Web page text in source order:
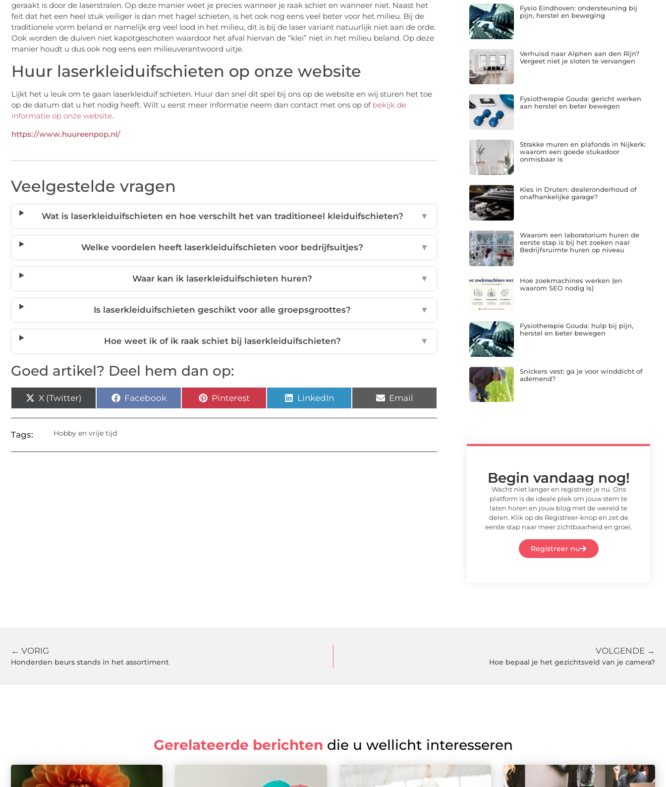
geraakt is door de laserstralen. Op deze manier weet je precies wanneer je raak schiet en wanneer niet. Naast het
feit dat het een heel stuk veiliger is dan met hagel schieten, is het ook nog eens veel beter voor het milieu. Bij de
traditionele vorm beland er namelijk erg veel lood in het milieu, dit is bij de laser variant natuurlijk niet aan de orde.
Ook worden de duiven niet kapotgeschoten waardoor het afval hiervan de “klei” niet in het milieu beland. Op deze
manier houdt u dus ook nog eens een milieuverantwoord uitje.
Huur laserkleiduifschieten op onze website
Lijkt het u leuk om te gaan laserkleiduif schieten. Huur dan snel dit spel bij ons op de website en wij sturen het toe
op de datum dat u het nodig heeft. Wilt u eerst meer informatie neem dan contact met ons op of bekijk de
informatie op onze website.
https://www.huureenpop.nl/
Veelgestelde vragen
Wat is laserkleiduifschieten en hoe verschilt het van traditioneel kleiduifschieten? ▼
Welke voordelen heeft laserkleiduifschieten voor bedrijfsuitjes? ▼
Waar kan ik laserkleiduifschieten huren? ▼
Is laserkleiduifschieten geschikt voor alle groepsgroottes? ▼
Hoe weet ik of ik raak schiet bij laserkleiduifschieten? ▼
Goed artikel? Deel hem dan op:
X (Twitter) Facebook Pinterest LinkedIn Email
Tags: Hobby en vrije tijd
Fysio Eindhoven: ondersteuning bij
pijn, herstel en beweging
Verhuisd naar Alphen aan den Rijn?
Vergeet niet je sloten te vervangen
Fysiotherapie Gouda: gericht werken
aan herstel en beter bewegen
Strakke muren en plafonds in Nijkerk:
waarom een goede stukadoor
onmisbaar is
Kies in Druten: dealeronderhoud of
onafhankelijke garage?
Waarom een laboratorium huren de
eerste stap is bij het zoeken naar
Bedrijfsruimte huren op niveau
Hoe zoekmachines werken (en
waarom SEO nodig is)
Fysiotherapie Gouda: hulp bij pijn,
herstel en beter bewegen
Snickers vest: ga je voor winddicht of
ademend?
Begin vandaag nog!
Wacht niet langer en registreer je nu. Ons
platform is de ideale plek om jouw stem te
laten horen en jouw blog met de wereld te
delen. Klik op de Registreer-knop en zet de
eerste stap naar meer zichtbaarheid en groei.
Registreer nu
← VORIG
Honderden beurs stands in het assortiment
VOLGENDE →
Hoe bepaal je het gezichtsveld van je camera?
Gerelateerde berichten die u wellicht interesseren